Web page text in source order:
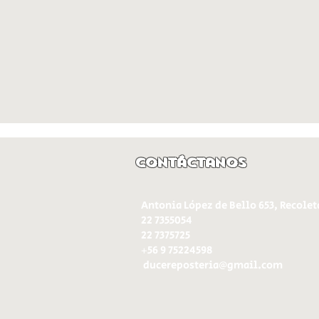
Contáctanos
Antonia López de Bello 653,
22 7355054
22 7375725
+56 9 75224598
ducereposteria@gmail.com